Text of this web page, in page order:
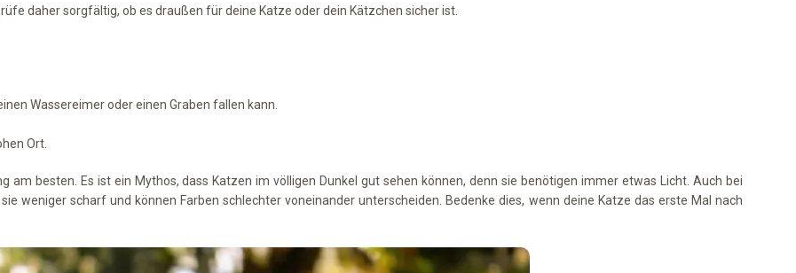
daher sorgfältig, ob es draußen für deine Katze oder dein Kätzchen sicher ist.
Wassereimer oder einen Graben fallen kann.
Ort.
am besten. Es ist ein Mythos, dass Katzen im völligen Dunkel gut sehen können, denn sie benötigen immer etwas Licht. Auch bei
weniger scharf und können Farben schlechter voneinander unterscheiden. Bedenke dies, wenn deine Katze das erste Mal nach